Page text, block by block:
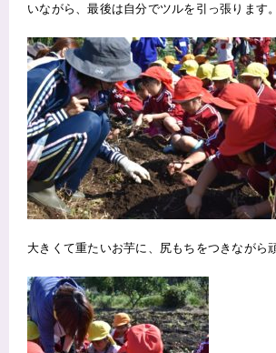
いながら、最後は自分でツルを引っ張ります。
大きくて重たいお芋に、尻もちをつきながら